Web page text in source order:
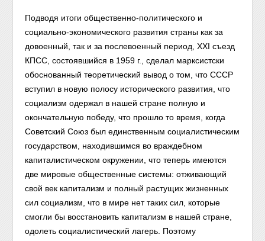
Подводя итоги общественно-политического и
социально-экономического развития страны как за
довоенный, так и за послевоенный период, XXI съезд
КПСС, состоявшийся в 1959 г., сделал марксистски
обоснованный теоретический вывод о том, что СССР
вступил в новую полосу исторического развития, что
социализм одержал в нашей стране полную и
окончательную победу, что прошло то время, когда
Советский Союз был единственным социалистическим
государством, находившимся во враждебном
капиталистическом окружении, что теперь имеются
две мировые общественные системы: отживающий
свой век капитализм и полный растущих жизненных
сил социализм, что в мире нет таких сил, которые
смогли бы восстановить капитализм в нашей стране,
одолеть социалистический лагерь. Поэтому